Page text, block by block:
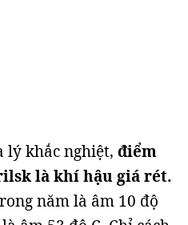
lý khắc nghiệt, điểm
là khí hậu giá rét.
năm là âm 10 độ